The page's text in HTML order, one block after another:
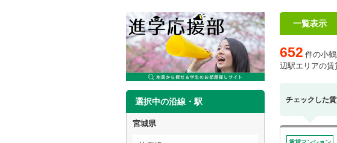
選択中の沿線・駅
宮城県
一覧表示
652 件の小
辺駅エリアの賃
チェックした